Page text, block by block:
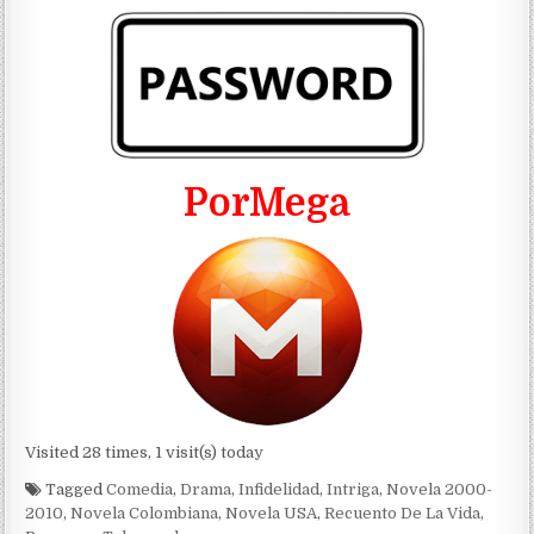
PorMega
Visited 28 times, 1 visit(s) today
TaggedComedia,Drama,Infidelidad ,Intriga,Novela 2000-
2010,Novela Colombiana,Novela USA,Recuento De La Vida,